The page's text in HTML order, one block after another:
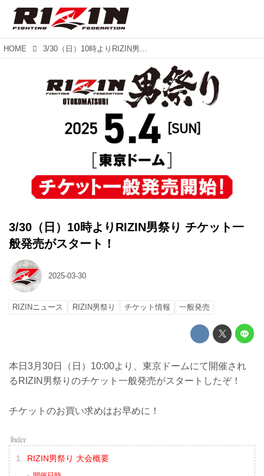
HOME 3/30（日）10時よりRIZIN男祭り チケット一般発売がスタート！
3/30（日）10時よりRIZIN男祭り チケット一
般発売がスタート！
2025-03-30
RIZINニュース RIZIN男祭り チケット情報 一般発売
本日3月30日（日）10:00より、東京ドームにて開催され
るRIZIN男祭りのチケット一般発売がスタートしたぞ！
チケットのお買い求めはお早めに！
RIZIN男祭り 大会概要